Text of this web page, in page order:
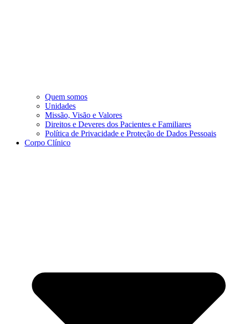
Quem somos
Unidades
Missão, Visão e Valores
Direitos e Deveres dos Pacientes e Familiares
Política de Privacidade e Proteção de Dados Pessoais
Corpo Clínico